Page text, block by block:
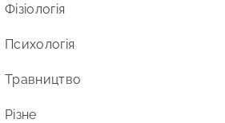
Фізіологія
Психологія
Травництво
Різне